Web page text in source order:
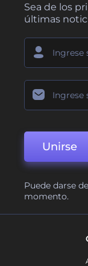
Sea de los
últimas
Unirse
Puede darse
momento.